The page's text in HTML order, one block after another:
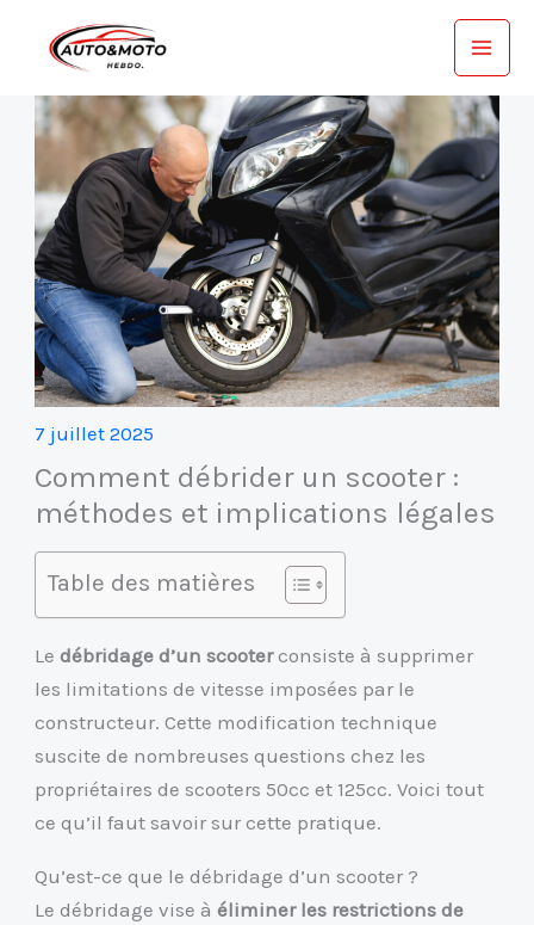
7 juillet 2025
Comment débrider un scooter :
méthodes et implications légales
Table des matières
Ledébridage d’un scooterconsiste à supprimer
les limitations de vitesse imposées par le
constructeur. Cette modification technique
suscite de nombreuses questions chez les
propriétaires de scooters 50cc et 125cc. Voici tout
ce qu’il faut savoir sur cette pratique.
Qu’est-ce que le débridage d’un scooter ?
Le débridage vise àéliminer les restrictions de